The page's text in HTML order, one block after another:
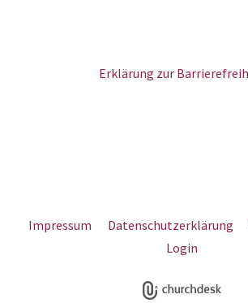
Erklärung zur
Impressum Datenschutzerklärung
Login